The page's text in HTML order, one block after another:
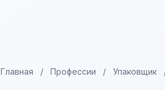
Главная / Профессии / Упаковщик